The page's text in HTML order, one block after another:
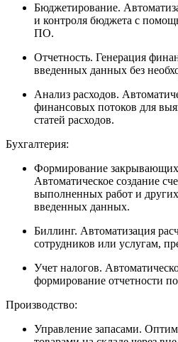
Бюджетирование.
и контроля бюджета с
ПО.
Отчетность. Генерация
введенных данных без
Анализ расходов.
финансовых потоков для
статей расходов.
Бухгалтерия:
Формирование
Автоматическое создание
выполненных работ и
введенных данных.
Биллинг. Автоматизация
сотрудников или услугам,
Учет налогов.
формирование отчетности
Производство:
Управление запасами.